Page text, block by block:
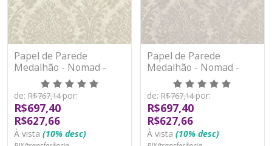
Papel de Parede
Medalhão - Nomad -
A50103 - Vinílico
de: R$767,14por:
R$697,40
R$627,66
À vista (10% desc)
Papel de Parede
Medalhão - Nomad -
A50105 - Vinílico
de: R$767,14por:
R$697,40
R$627,66
À vista (10% desc)